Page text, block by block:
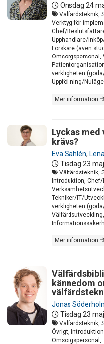
Onsdag 24
Välfärdsteknik,
Verktyg för
Chef/
Upphandlare/
Forskare (även
Omsorgspersonal,
verkligheten
Uppföljning/
Mer information
Lyckas med
krävs?
Eva Sahlén,
Tisdag 23
Välfärdsteknik,
Introduktion, Chef/
Tekniker/IT/
verkligheten
Mer information
kännedom
Jonas
Tisdag 23
Välfärdsteknik,
Övrigt,
Omsorgspersonal,